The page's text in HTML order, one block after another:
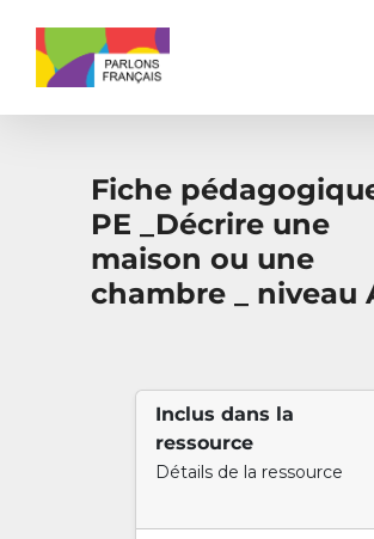
Fiche
PE _Décrire une
maison ou une
chambre _ niveau
Inclus dans la
ressource
Détails de la ressource